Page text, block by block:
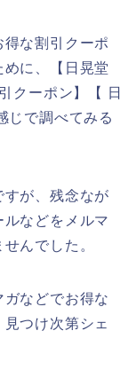
な割引クーポ
に、【日晃堂
クーポン】【 日
じで調べてみる
が、残念なが
などをメルマ
んでした。
などでお得な
つけ次第シェ